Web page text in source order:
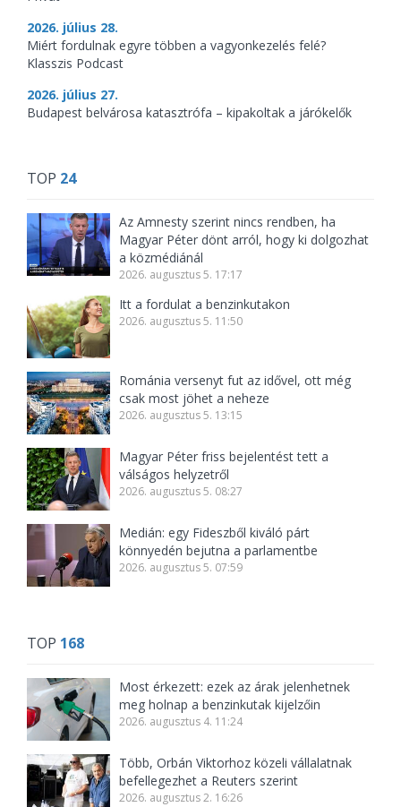
2026. július 28.
Miért fordulnak egyre többen a vagyonkezelés felé?
Klasszis Podcast
2026. július 27.
Budapest belvárosa katasztrófa – kipakoltak a járókelők
TOP 24
Az Amnesty szerint nincs rendben, ha
Magyar Péter dönt arról, hogy ki dolgozhat
a közmédiánál
2026. augusztus 5. 17:17
Itt a fordulat a benzinkutakon
2026. augusztus 5. 11:50
Románia versenyt fut az idővel, ott még
csak most jöhet a neheze
2026. augusztus 5. 13:15
Magyar Péter friss bejelentést tett a
válságos helyzetről
2026. augusztus 5. 08:27
Medián: egy Fideszből kiváló párt
könnyedén bejutna a parlamentbe
2026. augusztus 5. 07:59
TOP 168
Most érkezett: ezek az árak jelenhetnek
meg holnap a benzinkutak kijelzőin
2026. augusztus 4. 11:24
Több, Orbán Viktorhoz közeli vállalatnak
befellegezhet a Reuters szerint
2026. augusztus 2. 16:26